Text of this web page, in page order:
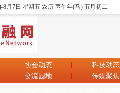
8月7日 星期五 农历 丙午年(马) 五月初二
协会动态 科技动态
交流园地 传媒聚焦